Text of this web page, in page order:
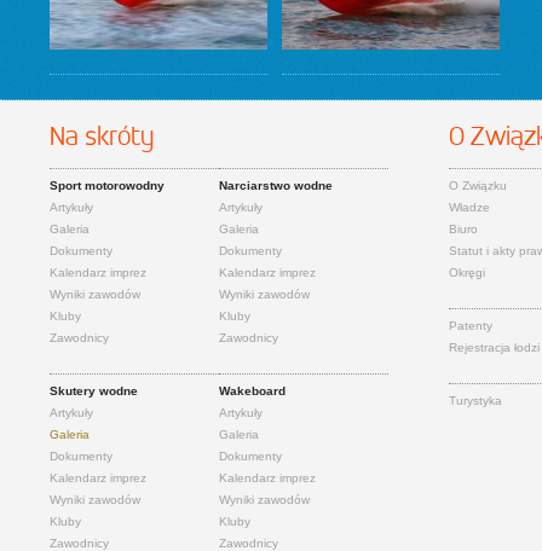
Na skróty
Sport motorowodny
Artykuły
Galeria
Dokumenty
Kalendarz imprez
Wyniki zawodów
Kluby
Zawodnicy
Narciarstwo wodne
Artykuły
Galeria
Dokumenty
Kalendarz imprez
Wyniki zawodów
Kluby
Zawodnicy
Skutery wodne
Artykuły
Galeria
Dokumenty
Kalendarz imprez
Wyniki zawodów
Kluby
Zawodnicy
Wakeboard
Artykuły
Galeria
Dokumenty
Kalendarz imprez
Wyniki zawodów
Kluby
Zawodnicy
O
O Związku
Władze
Biuro
Statut i akty
Okręgi
Patenty
Rejestracja łodzi
Turystyka